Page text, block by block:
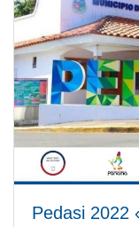
Pedasi 2022